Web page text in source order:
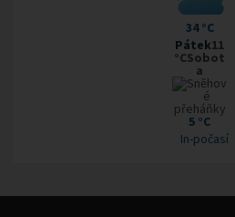
34 °C
Pátek11
°CSobot
a
5 °C
In-počasí